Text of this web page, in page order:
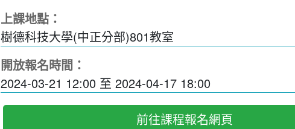
上課地點：
樹德科技大學(中正分部)801教室
開放報名時間：
2024-03-21 12:00 至 2024-04-17 18:00
前往課程報名網頁